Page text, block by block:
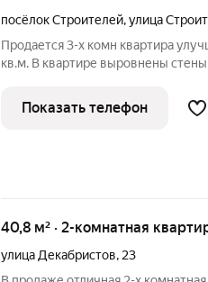
посёлок Строителей,улица
Продается 3-х комн квартира
кв.м. В квартире выровнены
межкомнатные и входная дверь
застеклены
Показать телефон
40,8 м² · 2-комнатная
улица Декабристов, 23